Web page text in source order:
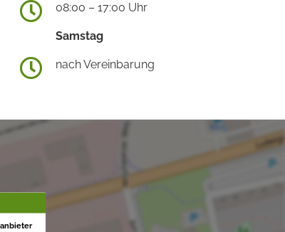
08:00 – 17:00 Uhr
Samstag
nach Vereinbarung